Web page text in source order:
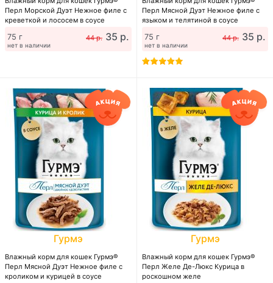
Перл Морской Дуэт Нежное филе с
креветкой и лососем в соусе
нет в наличии
75 г 44 р. 35 р.
Перл Мясной Дуэт Нежное филе с
языком и телятиной в соусе
нет в наличии
75 г 44 р. 35 р.
Гурмэ
Влажный корм для кошек Гурмэ®
Перл Мясной Дуэт Нежное филе с
кроликом и курицей в соусе
Гурмэ
Влажный корм для кошек Гурмэ®
Перл Желе Де-Люкс Курица в
роскошном желе